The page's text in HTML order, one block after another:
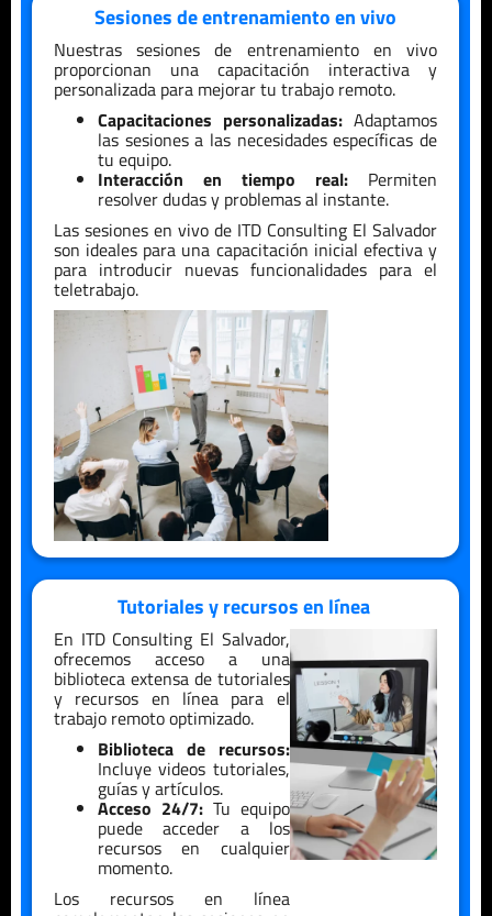
Sesiones de entrenamiento en vivo
Nuestras sesiones de entrenamiento en vivo
proporcionan una capacitación interactiva y
personalizada para mejorar tu trabajo remoto.
Capacitaciones personalizadas: Adaptamos
las sesiones a las necesidades específicas de
tu equipo.
Interacción en tiempo real: Permiten
resolver dudas y problemas al instante.
Las sesiones en vivo de ITD Consulting El Salvador
son ideales para una capacitación inicial efectiva y
para introducir nuevas funcionalidades para el
teletrabajo.
Tutoriales y recursos en línea
En ITD Consulting El Salvador,
ofrecemos acceso a una
biblioteca extensa de tutoriales
y recursos en línea para el
trabajo remoto optimizado.
Biblioteca de recursos:
Incluye videos tutoriales,
guías y artículos.
Acceso 24/7:Tu equipo
puede acceder a los
recursos en cualquier
momento.
Los recursos en línea